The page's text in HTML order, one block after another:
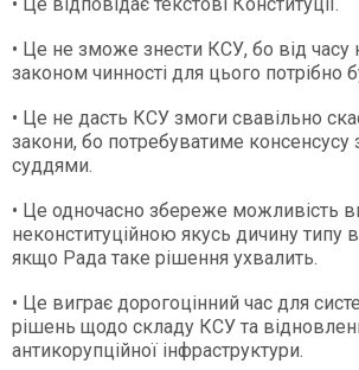
• Це не зможе знести КСУ, бо від часу
законом чинності для цього потрібно
• Це не дасть КСУ змоги свавільно
закони, бо потребуватиме
суддями.
• Це одночасно збереже можливість
неконституційною якусь дичину
якщо Рада таке рішення ухвалить.
• Це виграє дорогоцінний час для
рішень щодо складу КСУ та
антикорупційної інфраструктури.